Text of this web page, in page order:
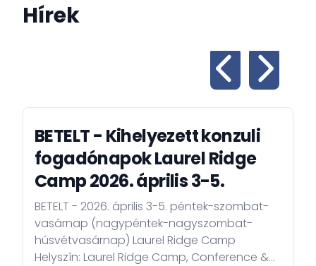
Hírek
BETELT - Kihelyezett konzuli
fogadónapok Laurel Ridge
Camp 2026. április 3-5.
BETELT - 2026. április 3-5. péntek-szombat-
vasárnap (nagypéntek-nagyszombat-
húsvétvasárnap) Laurel Ridge Camp
Helyszín: Laurel Ridge Camp, Conference &